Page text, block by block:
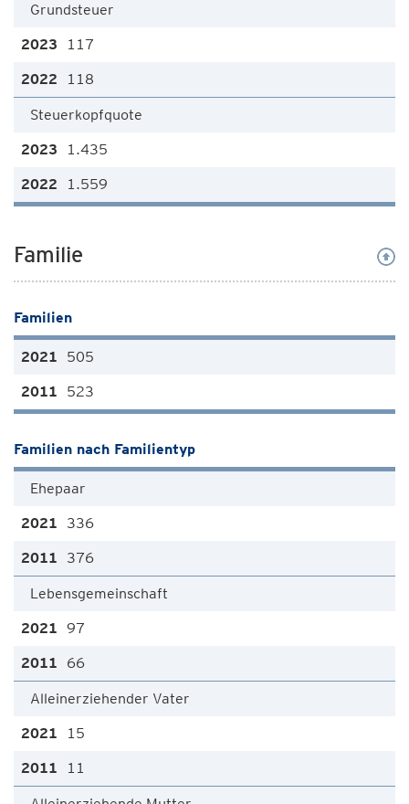
Grundsteuer
117
118
Steuerkopfquote
1.435
1.559
Familie
Familien
505
523
Familien nach Familientyp
Ehepaar
336
376
Lebensgemeinschaft
97
66
Alleinerziehender Vater
15
11